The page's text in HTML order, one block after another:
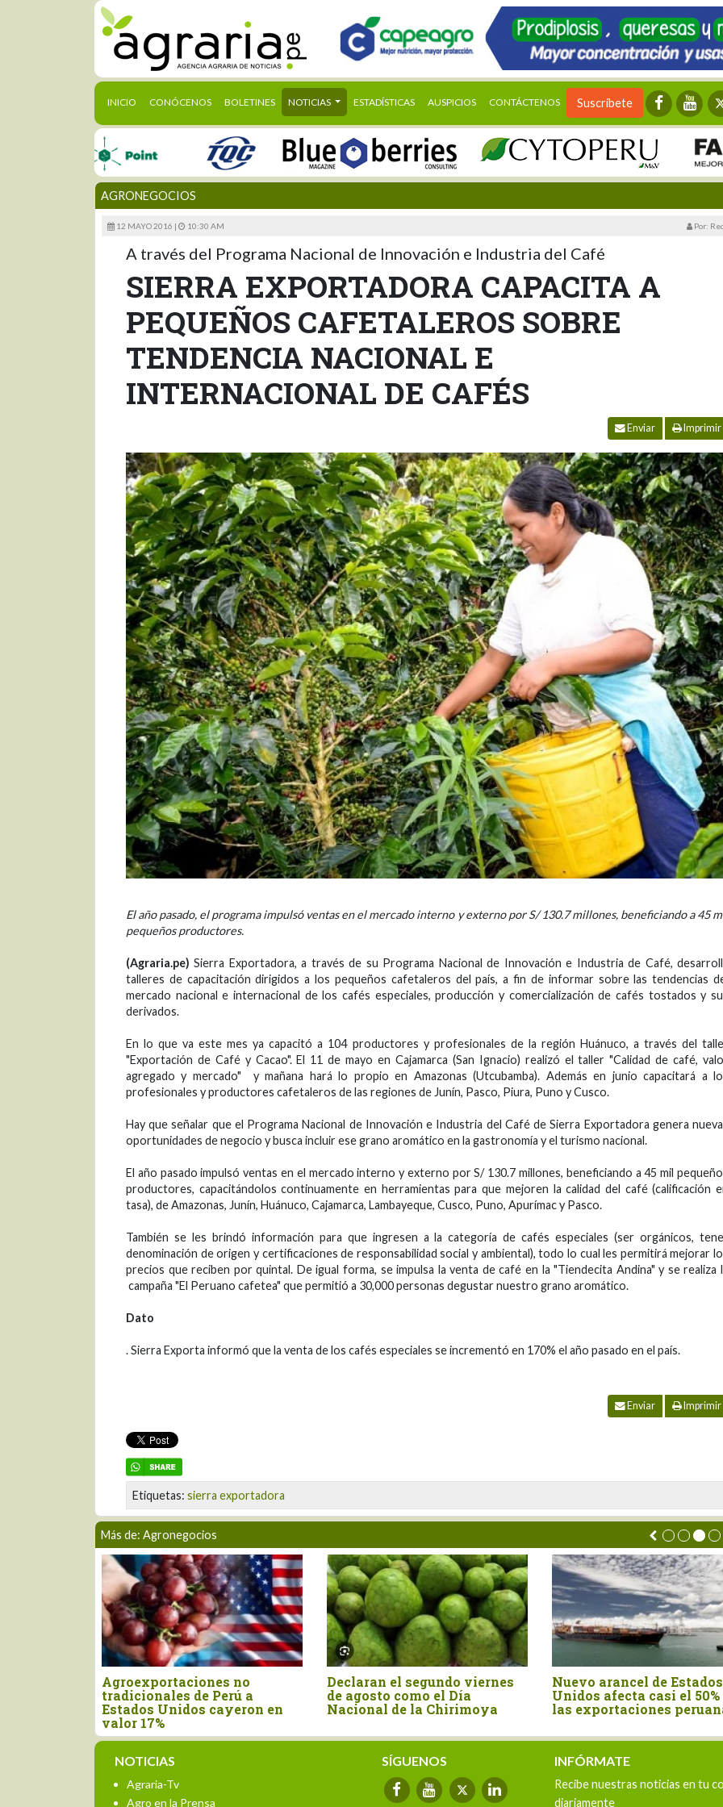
INICIO (CURRENT)
CONÓCENOS BOLETINES NOTICIAS ESTADÍSTICAS AUSPICIOS CONTÁCTENOS Suscríbete
AGRONEGOCIOS
12 MAYO 2016 | 10:30 AM Por:
A través del Programa Nacional de Innovación e Industria del Café
SIERRA EXPORTADORA CAPACITA A
PEQUEÑOS CAFETALEROS SOBRE
TENDENCIA NACIONAL E
INTERNACIONAL DE CAFÉS
Enviar Imprimir
El año pasado, el programa impulsó ventas en el mercado interno y externo por S/ 130.7 millones, beneficiando a 45
pequeños productores.
(Agraria.pe) Sierra Exportadora, a través de su Programa Nacional de Innovación e Industria de Café,
talleres de capacitación dirigidos a los pequeños cafetaleros del país, a fin de informar sobre las tendencias
mercado nacional e internacional de los cafés especiales, producción y comercialización de cafés tostados y
derivados.
En lo que va este mes ya capacitó a 104 productores y profesionales de la región Huánuco, a través del
"Exportación de Café y Cacao". El 11 de mayo en Cajamarca (San Ignacio) realizó el taller "Calidad de café,
agregado y mercado" y mañana hará lo propio en Amazonas (Utcubamba). Además en junio capacitará a
profesionales y productores cafetaleros de las regiones de Junín, Pasco, Piura, Puno y Cusco.
Hay que señalar que el Programa Nacional de Innovación e Industria del Café de Sierra Exportadora genera
oportunidades de negocio y busca incluir ese grano aromático en la gastronomía y el turismo nacional.
El año pasado impulsó ventas en el mercado interno y externo por S/ 130.7 millones, beneficiando a 45 mil
productores, capacitándolos continuamente en herramientas para que mejoren la calidad del café (calificación
tasa), de Amazonas, Junín, Huánuco, Cajamarca, Lambayeque, Cusco, Puno, Apurímac y Pasco.
También se les brindó información para que ingresen a la categoría de cafés especiales (ser orgánicos,
denominación de origen y certificaciones de responsabilidad social y ambiental), todo lo cual les permitirá mejorar
precios que reciben por quintal. De igual forma, se impulsa la venta de café en la "Tiendecita Andina" y se realiza
campaña "El Peruano cafetea" que permitió a 30,000 personas degustar nuestro grano aromático.
Dato
. Sierra Exporta informó que la venta de los cafés especiales se incrementó en 170% el año pasado en el país.
Enviar Imprimir
Etiquetas: sierra exportadora
Más de: Agronegocios
Declaran el segundo viernes
de agosto como el Día
Nacional de la Chirimoya
Nuevo arancel de Estados
Unidos afecta casi el 50% de
las exportaciones peruanas
Perú importó canela entera
por US$ 15.4 millones en el
primer semestre del año
NOTICIAS
Agraria-Tv
Agro en la Prensa
SÍGUENOS INFÓRMATE
Recibe nuestras noticias en tu
diariamente